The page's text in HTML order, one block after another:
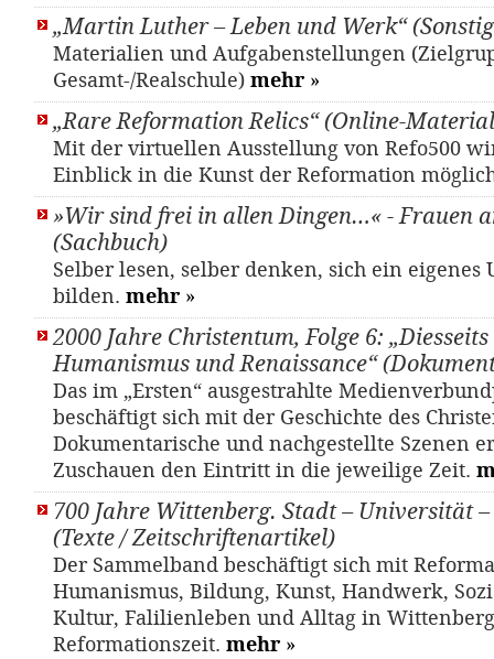
„Martin Luther – Leben und Werk“
Materialien und Aufgabenstellungen
Gesamt-/Realschule) mehr »
„Rare Reformation Relics“ (Online-
Mit der virtuellen Ausstellung von Refo500
Einblick in die Kunst der Reformation
»Wir sind frei in allen Dingen…« - Frauen
(Sachbuch)
Selber lesen, selber denken, sich ein eigenes
bilden. mehr »
2000 Jahre Christentum, Folge 6:
Humanismus und Renaissance“
Das im „Ersten“ ausgestrahlte
beschäftigt sich mit der Geschichte des
Dokumentarische und nachgestellte Szenen
Zuschauen den Eintritt in die jeweilige Zeit.
700 Jahre Wittenberg. Stadt – Universität
(Texte / Zeitschriftenartikel)
Der Sammelband beschäftigt sich mit
Humanismus, Bildung, Kunst, Handwerk,
Kultur, Falilienleben und Alltag in
Reformationszeit. mehr »